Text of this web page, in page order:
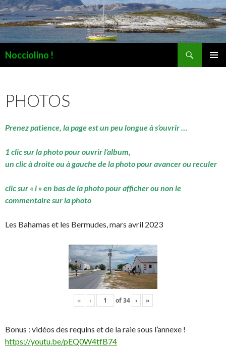
Nocciolino !
PHOTOS
Prenez patience, la page est un peu longue à s’ouvrir …
1 clic sur la photo pour ouvrir l’album,
un clic à droite ou à gauche de la photo pour avancer ou reculer
clic sur « i » en bas de la photo pour afficher ou non le
commentaire sur la photo
Les Bahamas et les Bermudes, mars avril 2023
« ‹ of34 › »
Bonus : vidéos des requins et de la raie sous l’annexe !
https://youtu.be/pEQ0W4tfB74